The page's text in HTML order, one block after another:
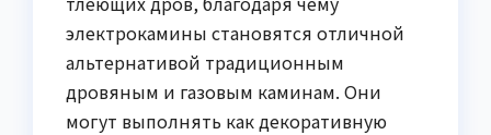
электрокамины становятся отличной
альтернативой традиционным
дровяным и газовым каминам. Они
могут выполнять как декоративную